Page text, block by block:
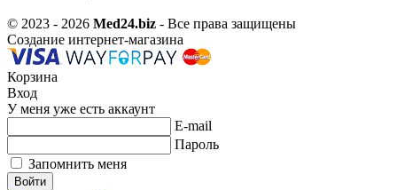
© 2023 - 2026 Med24.biz - Все права защищены
Создание интернет-магазина
Корзина
Вход
У меня уже есть аккаунт
E-mail
Пароль
Запомнить меня
Войти